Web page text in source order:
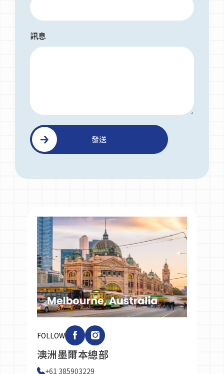
訊息
發送
FOLLOW
澳洲墨爾本總部
+61 385903229